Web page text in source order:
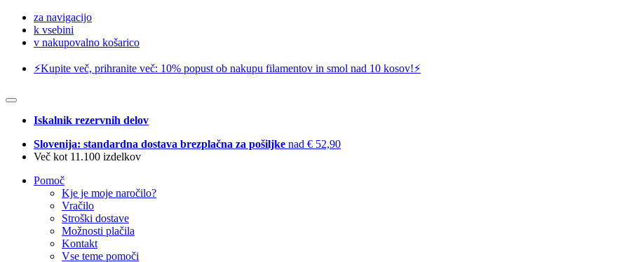
za navigacijo
k vsebini
v nakupovalno košarico
⚡️Kupite več, prihranite več: 10% popust ob nakupu filamentov in smol nad 10 kosov!⚡️
Iskalnik rezervnih delov
Slovenija: standardna dostava brezplačna za pošiljke nad € 52,90
Več kot 11.100 izdelkov
Pomoč
Kje je moje naročilo?
Vračilo
Stroški dostave
Možnosti plačila
Kontakt
Vse teme pomoči